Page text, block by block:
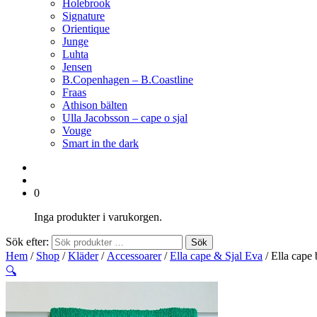
Holebrook
Signature
Orientique
Junge
Luhta
Jensen
B.Copenhagen – B.Coastline
Fraas
Athison bälten
Ulla Jacobsson – cape o sjal
Vouge
Smart in the dark
0
Inga produkter i varukorgen.
Sök efter: Sök
Hem / Shop /Kläder/ Accessoarer/Ella cape & Sjal Eva / Ella cape
🔍